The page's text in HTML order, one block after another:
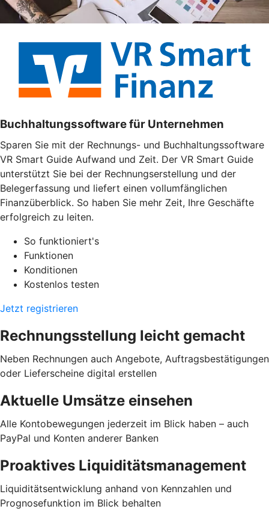
Buchhaltungssoftware für Unternehmen
Sparen Sie mit der Rechnungs- und Buchhaltungssoftware
VR Smart Guide Aufwand und Zeit. Der VR Smart Guide
unterstützt Sie bei der Rechnungserstellung und der
Belegerfassung und liefert einen vollumfänglichen
Finanzüberblick. So haben Sie mehr Zeit, Ihre Geschäfte
erfolgreich zu leiten.
So funktioniert's
Funktionen
Konditionen
Kostenlos testen
Jetzt registrieren
Rechnungsstellung leicht gemacht
Neben Rechnungen auch Angebote, Auftragsbestätigungen
oder Lieferscheine digital erstellen
Aktuelle Umsätze einsehen
Alle Kontobewegungen jederzeit im Blick haben – auch
PayPal und Konten anderer Banken
Proaktives Liquiditätsmanagement
Liquiditätsentwicklung anhand von Kennzahlen und
Prognosefunktion im Blick behalten